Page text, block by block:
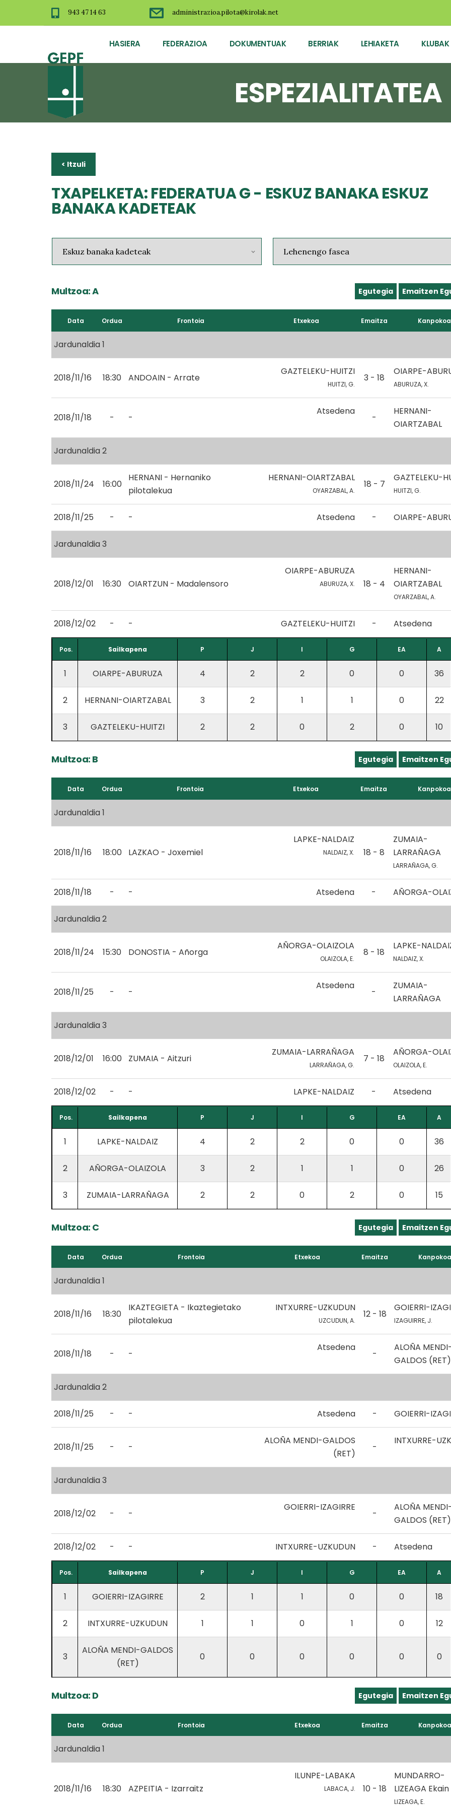
943 47 14 63 administrazioa.pilota@kirolak.net
HASIERA FEDERAZIOA DOKUMENTUAK BERRIAK LEHIAKETA KLUBAK
ESPEZIALITATEA
< Itzuli
TXAPELKETA: FEDERATUA G - ESKUZ BANAKA ESKUZ
BANAKA KADETEAK
Multzoa: A Egutegia Emaitzen
Data Ordua Frontoia Etxekoa Emaitza Kanpokoa
Jardunaldia 1
2018/11/16 18:30 ANDOAIN - Arrate
GAZTELEKU-HUITZI
HUITZI, G.
3 - 18
OIARPE-
ABURUZA, X.
2018/11/18 - -
Atsedena
-
HERNANI-
OIARTZABAL
Jardunaldia 2
2018/11/24 16:00
HERNANI - Hernaniko
pilotalekua
HERNANI-OIARTZABAL
OYARZABAL, A.
18 - 7
GAZTELEKU-
HUITZI, G.
2018/11/25 - - Atsedena - OIARPE-
Jardunaldia 3
2018/12/01 16:30 OIARTZUN - Madalensoro
OIARPE-ABURUZA
ABURUZA, X. 18 - 4
HERNANI-
OIARTZABAL
OYARZABAL, A.
2018/12/02 - - GAZTELEKU-HUITZI - Atsedena
Pos. Sailkapena P J I G EA A
1 OIARPE-ABURUZA 4 2 2 0 0 36
2 HERNANI-OIARTZABAL 3 2 1 1 0 22
3 GAZTELEKU-HUITZI 2 2 0 2 0 10
Multzoa: B Egutegia Emaitzen
Data Ordua Frontoia Etxekoa Emaitza Kanpokoa
Jardunaldia 1
2018/11/16 18:00 LAZKAO - Joxemiel
LAPKE-NALDAIZ
NALDAIZ, X. 18 - 8
ZUMAIA-
LARRAÑAGA
LARRAÑAGA, G.
2018/11/18 - - Atsedena - AÑORGA-
Jardunaldia 2
2018/11/24 15:30 DONOSTIA - Añorga
AÑORGA-OLAIZOLA
OLAIZOLA, E.
8 - 18
LAPKE-
NALDAIZ, X.
2018/11/25 - -
Atsedena
-
ZUMAIA-
LARRAÑAGA
Jardunaldia 3
2018/12/01 16:00 ZUMAIA - Aitzuri
ZUMAIA-LARRAÑAGA
LARRAÑAGA, G.
7 - 18
AÑORGA-
OLAIZOLA, E.
2018/12/02 - - LAPKE-NALDAIZ - Atsedena
Pos. Sailkapena P J I G EA A
1 LAPKE-NALDAIZ 4 2 2 0 0 36
2 AÑORGA-OLAIZOLA 3 2 1 1 0 26
3 ZUMAIA-LARRAÑAGA 2 2 0 2 0 15
Multzoa: C Egutegia Emaitzen
Data Ordua Frontoia Etxekoa Emaitza Kanpokoa
Jardunaldia 1
2018/11/16 18:30
IKAZTEGIETA - Ikaztegietako
pilotalekua
INTXURRE-UZKUDUN
UZCUDUN, A.
12 - 18
GOIERRI-
IZAGUIRRE, J.
2018/11/18 - -
Atsedena
-
ALOÑA MENDI-
GALDOS (RET)
Jardunaldia 2
2018/11/25 - - Atsedena - GOIERRI-
2018/11/25 - -
ALOÑA MENDI-GALDOS
(RET)
-
INTXURRE-
Jardunaldia 3
2018/12/02 - -
GOIERRI-IZAGIRRE
-
ALOÑA MENDI-
GALDOS (RET)
2018/12/02 - - INTXURRE-UZKUDUN - Atsedena
Pos. Sailkapena P J I G EA A
1 GOIERRI-IZAGIRRE 2 1 1 0 0 18
2 INTXURRE-UZKUDUN 1 1 0 1 0 12
3
ALOÑA MENDI-GALDOS
(RET)
0 0 0 0 0 0
Multzoa: D Egutegia Emaitzen
Data Ordua Frontoia Etxekoa Emaitza Kanpokoa
Jardunaldia 1
2018/11/16 18:30 AZPEITIA - Izarraitz
ILUNPE-LABAKA
LABACA, J. 10 - 18
MUNDARRO-
LIZEAGA Ekain
LIZEAGA, E.